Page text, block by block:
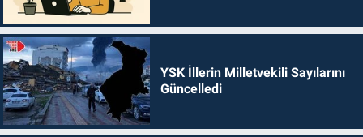
YSK İllerin Milletvekili Sayılarını
Güncelledi